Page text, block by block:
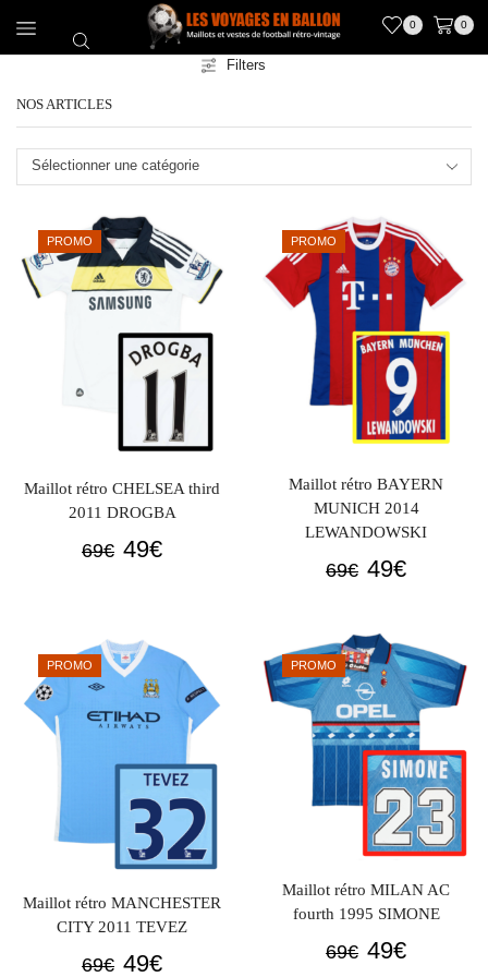
0 0
Filters
NOS ARTICLES
Sélectionner une catégorie
PROMO
Maillot rétro CHELSEA third
2011 DROGBA
69€ Le
69€.
49€Le
49€.
PROMO
Maillot rétro BAYERN
MUNICH 2014
LEWANDOWSKI
69€ Le
était :
69€.
49€Le
est :
49€.
PROMO
Maillot rétro MANCHESTER
CITY 2011 TEVEZ
69€ Le
49€Le
PROMO
Maillot rétro MILAN AC
fourth 1995 SIMONE
69€ Le
49€Le